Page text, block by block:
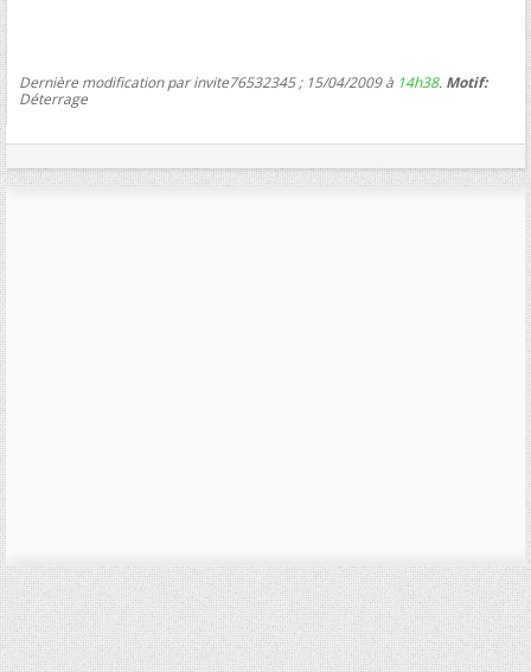
Dernière modification par invite76532345 ; 15/04/2009 à 14h38. Motif:
Déterrage